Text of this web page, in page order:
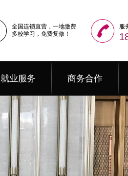
全国连锁直营，一地缴费
多校学习，免费复修！
服
就业服务 商务合作